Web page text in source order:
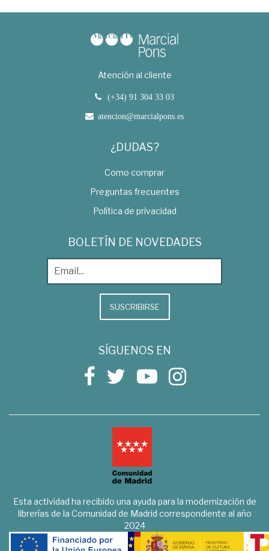
Atención al cliente
(+34) 91 304 33 03
atencion@marcialpons.es
¿DUDAS?
Como comprar
Preguntas frecuentes
Política de privacidad
BOLETÍN DE NOVEDADES
SUSCRIBIRSE
SÍGUENOS EN
Esta actividad ha recibido una ayuda para la modernización de
librerías de la Comunidad de Madrid correspondiente al año
2024